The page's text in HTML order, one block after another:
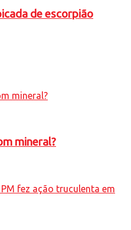
de escorpião
mineral?